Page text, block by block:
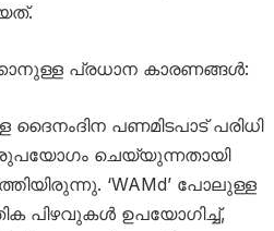
പ്രധാന കാരണങ്ങൾ:
ദൈനംദിന പണമിടപാട് പരിധി
ചെയ്യുന്നതായി
‘WAMd’ പോലുള്ള
പിഴവുകൾ ഉപയോഗിച്ച്,